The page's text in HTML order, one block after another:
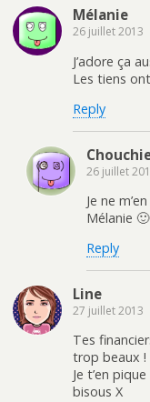
Mélanie
26 juillet 2013
J’adore ça
Les tiens
Reply
26 juillet
Je ne
Mélanie 🙂
Reply
Line
27 juillet 2013
Tes
trop beaux !
Je t’en pique
bisous X